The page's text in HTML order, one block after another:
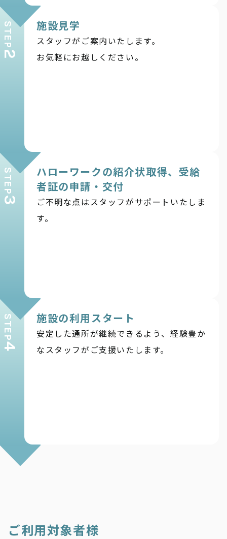
STEP
2
施設見学
スタッフがご案内いたします。
お気軽にお越しください。
STEP
3
ハローワークの紹介状取得、受給
者証の申請・交付
ご不明な点はスタッフがサポートいたしま
す。
STEP
4
施設の利用スタート
安定した通所が継続できるよう、経験豊か
なスタッフがご支援いたします。
ご利用対象者様